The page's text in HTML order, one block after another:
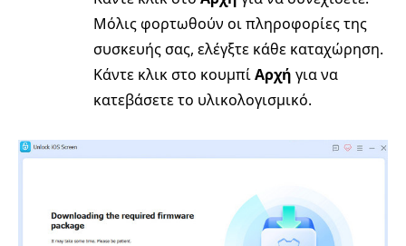
Μόλις φορτωθούν οι πληροφορίες της
συσκευής σας, ελέγξτε κάθε καταχώρηση.
Κάντε κλικ στο κουμπίΑρχή για να
κατεβάσετε το υλικολογισμικό.